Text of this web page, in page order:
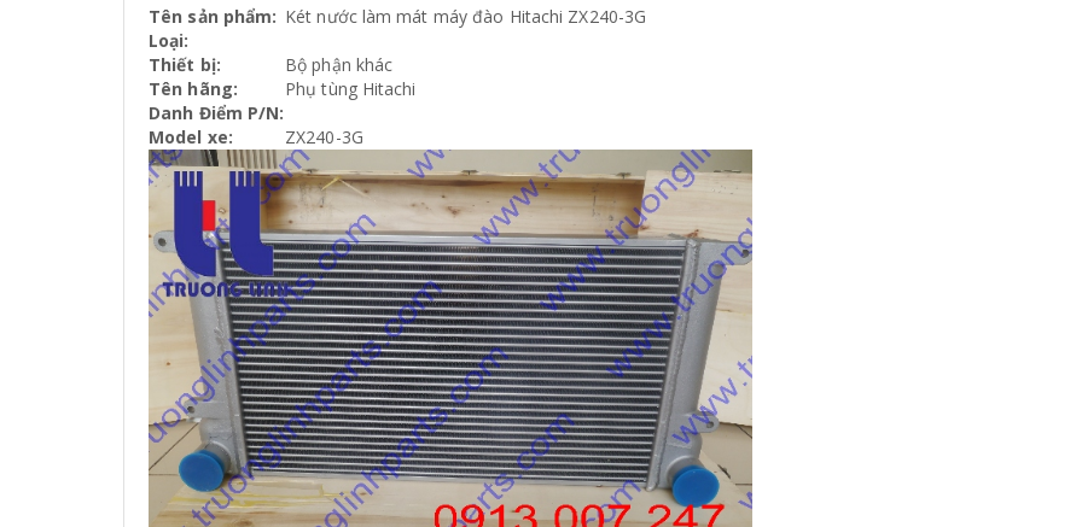
Tên sản phẩm: Két nước làm mát máy đào Hitachi ZX240-3G
Loại:
Thiết bị:
Bộ phận khác
Tên hãng:
Phụ tùng Hitachi
Danh Điểm P/N:
Model xe:
ZX240-3G